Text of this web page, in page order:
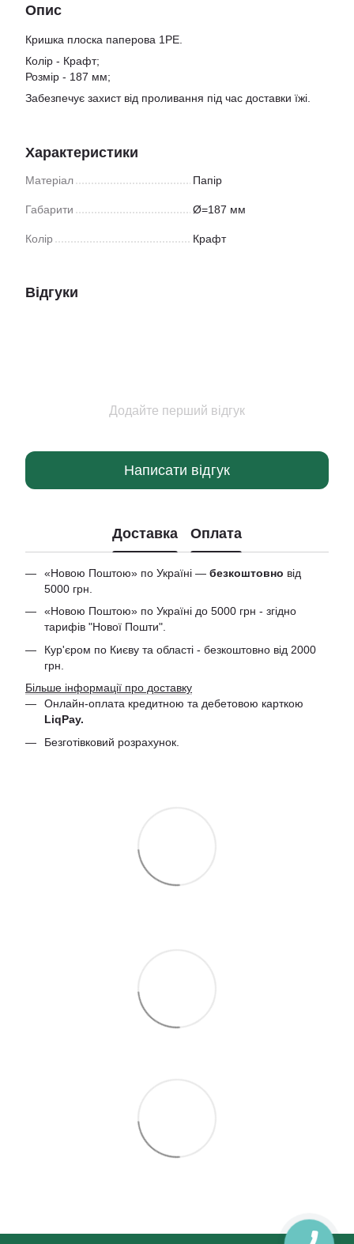
Опис
Кришка плоска паперова 1PE.
Колір - Крафт;
Розмір - 187 мм;
Забезпечує захист від проливання під час доставки їжі.
Характеристики
Матеріал Папір
Габарити Ø=187 мм
Колір Крафт
Відгуки
Додайте перший відгук
Написати відгук
Доставка Оплата
«Новою Поштою» по Україні — безкоштовно від
5000 грн.
«Новою Поштою» по Україні до 5000 грн - згідно
тарифів "Нової Пошти".
Кур'єром по Києву та області - безкоштовно від 2000
грн.
Більше інформації про доставку
Онлайн-оплата кредитною та дебетовою карткою
LiqPay.
Безготівковий розрахунок.